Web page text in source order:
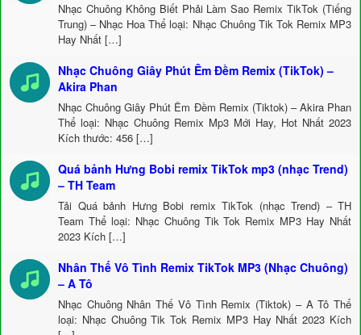
Nhạc Chuông Không Biết Phải Làm Sao Remix TikTok (Tiếng
Trung) – Nhạc Hoa Thể loại: Nhạc Chuông Tik Tok Remix MP3
Hay Nhất […]
Nhạc Chuông Giây Phút Êm Đềm Remix (TikTok) –
Akira Phan
Nhạc Chuông Giây Phút Êm Đềm Remix (Tiktok) – Akira Phan
Thể loại: Nhạc Chuông Remix Mp3 Mới Hay, Hot Nhất 2023
Kích thước: 456 […]
Quá bảnh Hưng Bobi remix TikTok mp3 (nhạc Trend)
– TH Team
Tải Quá bảnh Hưng Bobi remix TikTok (nhạc Trend) – TH
Team Thể loại: Nhạc Chuông Tik Tok Remix MP3 Hay Nhất
2023 Kích […]
Nhân Thế Vô Tình Remix TikTok MP3 (Nhạc Chuông)
– A Tô
Nhạc Chuông Nhân Thế Vô Tình Remix (Tiktok) – A Tô Thể
loại: Nhạc Chuông Tik Tok Remix MP3 Hay Nhất 2023 Kích